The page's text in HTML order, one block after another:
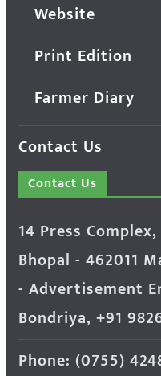
Website
Print Edition
Farmer Diary
Contact Us
Contact Us
14 Press
Bhopal - 462011
- Advertisement
Bondriya, +91
Phone: (0755)